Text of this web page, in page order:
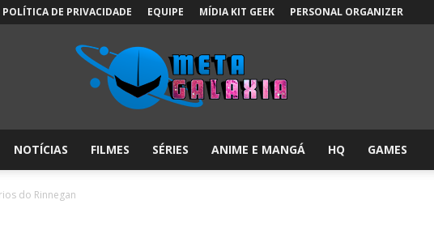
POLÍTICA DE PRIVACIDADE EQUIPE MÍDIA KIT GEEK PERSONAL ORGANIZER
NOTÍCIAS FILMES SÉRIES ANIME E MANGÁ HQ GAMES
do Rinnegan